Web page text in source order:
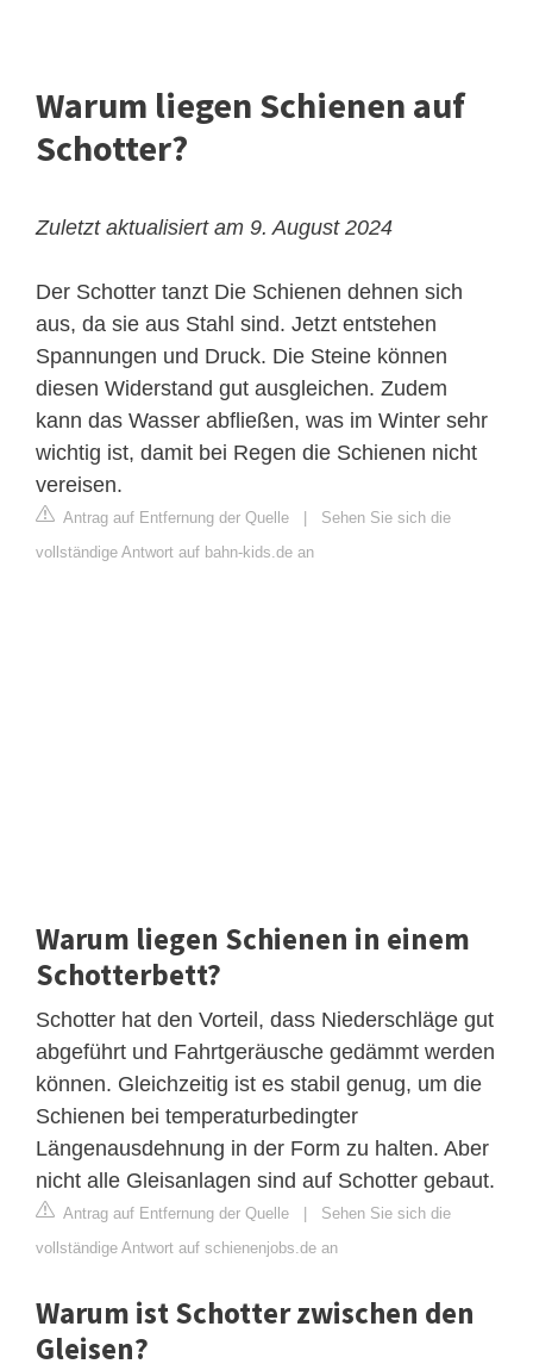
Warum liegen Schienen auf
Schotter?
Zuletzt aktualisiert am 9. August 2024
Der Schotter tanzt Die Schienen dehnen sich
aus, da sie aus Stahl sind. Jetzt entstehen
Spannungen und Druck. Die Steine können
diesen Widerstand gut ausgleichen. Zudem
kann das Wasser abfließen, was im Winter sehr
wichtig ist, damit bei Regen die Schienen nicht
vereisen.
Antrag auf Entfernung der Quelle
Sehen Sie sich die
vollständige Antwort auf bahn-kids.de an
Warum liegen Schienen in einem
Schotterbett?
Schotter hat den Vorteil, dass Niederschläge gut
abgeführt und Fahrtgeräusche gedämmt werden
können. Gleichzeitig ist es stabil genug, um die
Schienen bei temperaturbedingter
Längenausdehnung in der Form zu halten. Aber
nicht alle Gleisanlagen sind auf Schotter gebaut.
Antrag auf Entfernung der Quelle
Sehen Sie sich die
vollständige Antwort auf schienenjobs.de an
Warum ist Schotter zwischen den
Gleisen?